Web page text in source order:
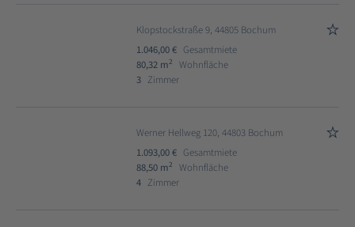
Klopstockstraße 9, 44805 Bochum
1.046,00 € Gesamtmiete
80,32 m2
Wohnfläche
3 Zimmer
Werner Hellweg 120, 44803 Bochum
1.093,00 € Gesamtmiete
88,50 m2
Wohnfläche
4 Zimmer